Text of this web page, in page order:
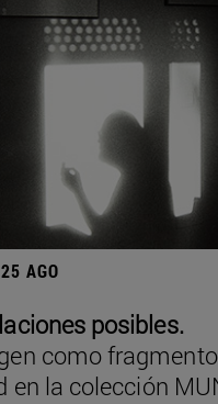
AGO
posibles.
como
en la colección